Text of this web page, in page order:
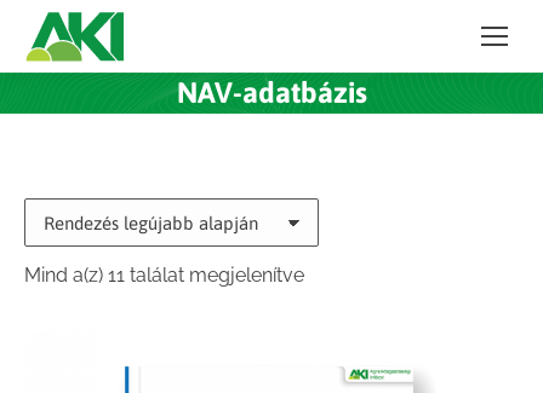
NAV-adatbázis
Mind a(z) 11 találat megjelenítveSorted